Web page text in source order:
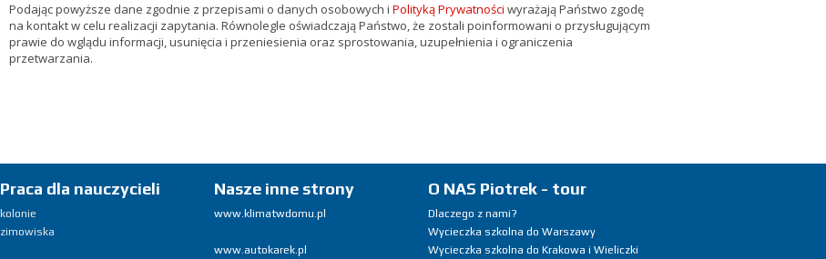
Podając powyższe dane zgodnie z przepisami o danych osobowych i Polityką Prywatności wyrażają Państwo zgodę
na kontakt w celu realizacji zapytania. Równolegle oświadczają Państwo, że zostali poinformowani o przysługującym
prawie do wglądu informacji, usunięcia i przeniesienia oraz sprostowania, uzupełnienia i ograniczenia
przetwarzania.
Praca dla nauczycieli
kolonie
zimowiska
Nasze inne strony
www.klimatwdomu.pl
www.autokarek.pl
O NAS Piotrek - tour
Dlaczego z nami?
Wycieczka szkolna do Warszawy
Wycieczka szkolna do Krakowa i Wieliczki